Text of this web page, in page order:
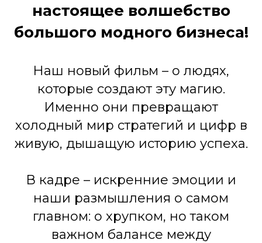
настоящее волшебство
большого модного бизнеса!
Наш новый фильм – о людях,
которые создают эту магию.
Именно они превращают
холодный мир стратегий и цифр в
живую, дышащую историю успеха.
В кадре – искренние эмоции и
наши размышления о самом
главном: о хрупком, но таком
важном балансе между